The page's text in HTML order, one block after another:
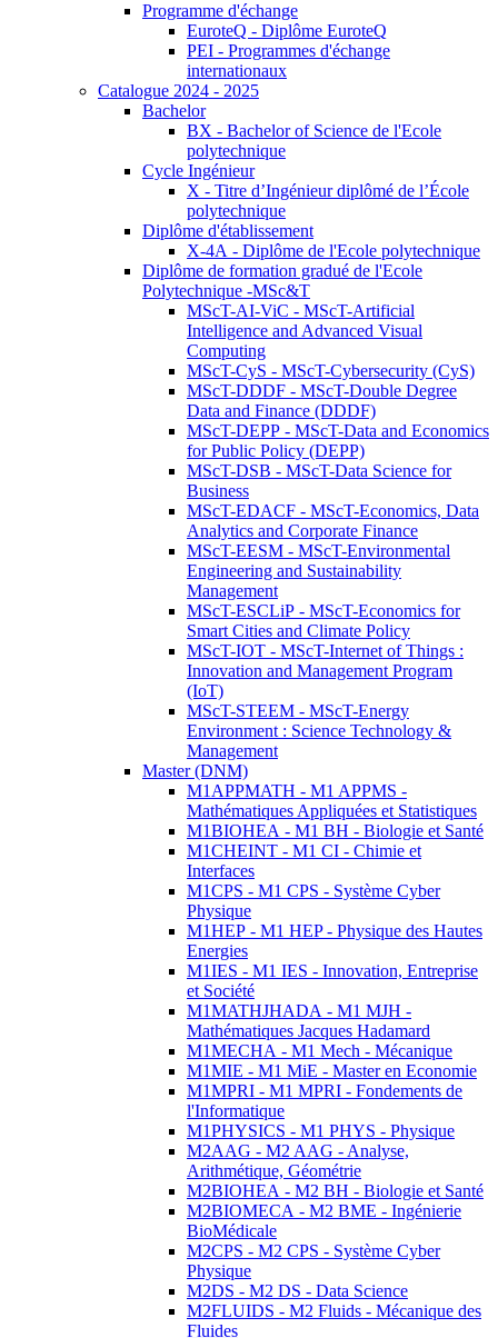
Programme d'échange
EuroteQ - Diplôme EuroteQ
PEI - Programmes d'échange
internationaux
Catalogue 2024 - 2025
Bachelor
BX - Bachelor of Science de l'Ecole
polytechnique
Cycle Ingénieur
X - Titre d’Ingénieur diplômé de l’École
polytechnique
Diplôme d'établissement
X-4A - Diplôme de l'Ecole polytechnique
Diplôme de formation gradué de l'Ecole
Polytechnique -MSc&T
MScT-AI-ViC - MScT-Artificial
Intelligence and Advanced Visual
Computing
MScT-CyS - MScT-Cybersecurity (CyS)
MScT-DDDF - MScT-Double Degree
Data and Finance (DDDF)
MScT-DEPP - MScT-Data and Economics
for Public Policy (DEPP)
MScT-DSB - MScT-Data Science for
Business
MScT-EDACF - MScT-Economics, Data
Analytics and Corporate Finance
MScT-EESM - MScT-Environmental
Engineering and Sustainability
Management
MScT-ESCLiP - MScT-Economics for
Smart Cities and Climate Policy
MScT-IOT - MScT-Internet of Things :
Innovation and Management Program
(IoT)
MScT-STEEM - MScT-Energy
Environment : Science Technology &
Management
Master (DNM)
M1APPMATH - M1 APPMS -
Mathématiques Appliquées et Statistiques
M1BIOHEA - M1 BH - Biologie et Santé
M1CHEINT - M1 CI - Chimie et
Interfaces
M1CPS - M1 CPS - Système Cyber
Physique
M1HEP - M1 HEP - Physique des Hautes
Energies
M1IES - M1 IES - Innovation, Entreprise
et Société
M1MATHJHADA - M1 MJH -
Mathématiques Jacques Hadamard
M1MECHA - M1 Mech - Mécanique
M1MIE - M1 MiE - Master en Economie
M1MPRI - M1 MPRI - Fondements de
l'Informatique
M1PHYSICS - M1 PHYS - Physique
M2AAG - M2 AAG - Analyse,
Arithmétique, Géométrie
M2BIOHEA - M2 BH - Biologie et Santé
M2BIOMECA - M2 BME - Ingénierie
BioMédicale
M2CPS - M2 CPS - Système Cyber
Physique
M2DS - M2 DS - Data Science
M2FLUIDS - M2 Fluids - Mécanique des
Fluides